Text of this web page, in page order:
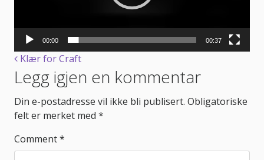
00:00 00:37
Post
navigation
Klær for Craft
Legg igjen en kommentar
Din e-postadresse vil ikke bli publisert. Obligatoriske
felt er merket med *
Comment*